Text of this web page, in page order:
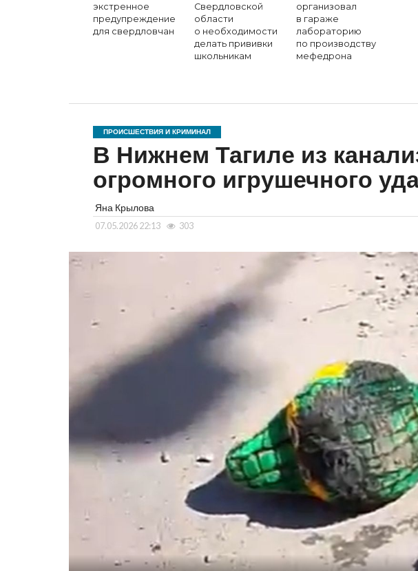
экстренное
предупреждение
для свердловчан
Свердловской
области
о необходимости
делать прививки
школьникам
организовал
в гараже
лабораторию
по производству
мефедрона
ПРОИСШЕСТВИЯ И КРИМИНАЛ
В Нижнем Тагиле из
огромного игрушечного
Яна Крылова
07.05.2026 22:13 303